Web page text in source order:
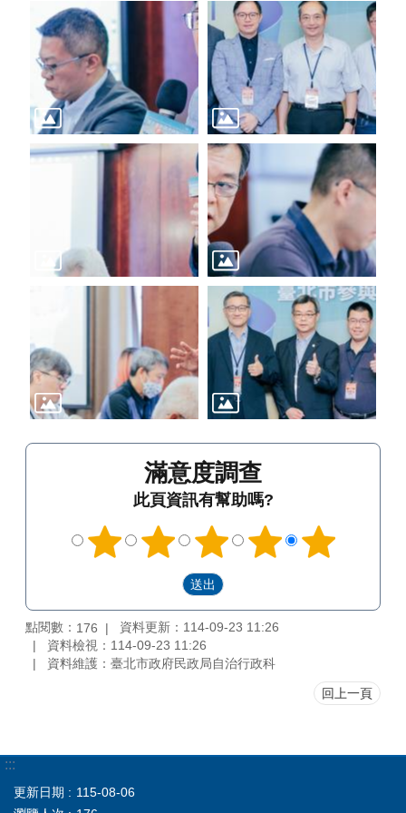
滿意度調查
此頁資訊有幫助嗎?
點閱數： 176
資料更新：114-09-23 11:26
資料檢視：114-09-23 11:26
資料維護：臺北市政府民政局自治行政科
回上一頁
:::
更新日期
115-08-06